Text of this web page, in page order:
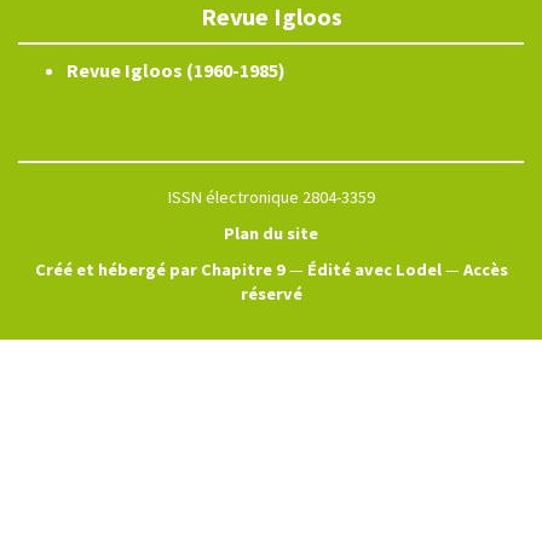
Revue Igloos
Revue Igloos (1960-1985)
ISSN électronique 2804-3359
Plan du site
Créé et hébergé par Chapitre 9— Édité avec Lodel— Accès
réservé